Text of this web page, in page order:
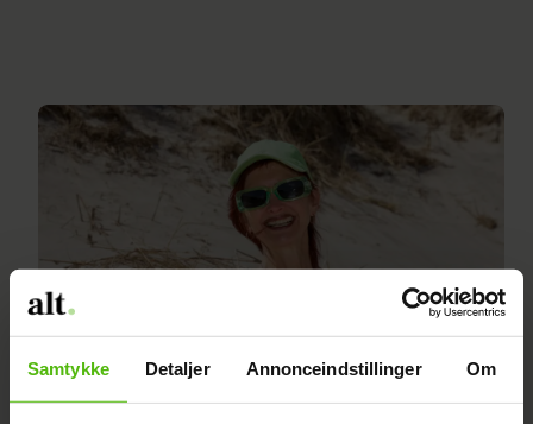
Samtykke Detaljer Annonceindstillinger Om